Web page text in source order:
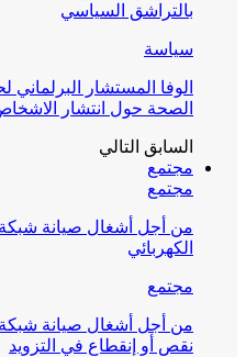
بالتراشق السياسي
سياسة
الوفا المستشار
الصحة حول انتشار
السابق التالي
مجتمع
مجتمع
من أجل أشغال صيانة شبكة
الكهربائي
مجتمع
من أجل أشغال صيانة
نقص أو إنقطاع في التزويد